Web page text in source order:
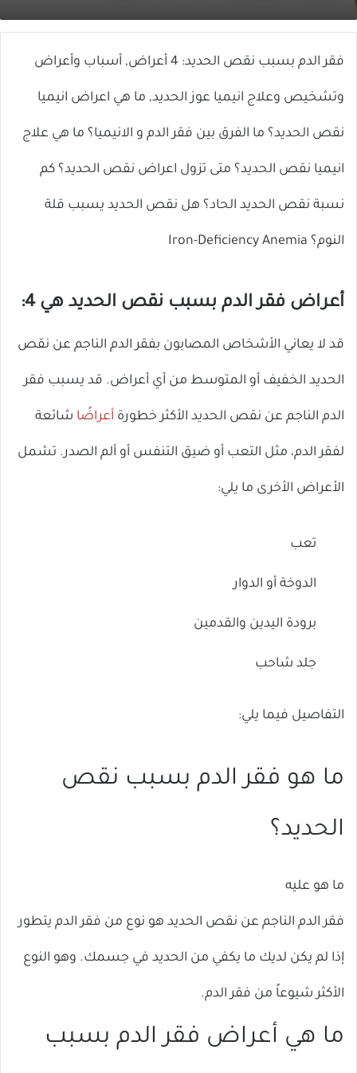
فقر الدم بسبب نقص الحديد: 4 أعراض, أسباب وأعراض
وتشخيص وعلاج انيميا عوز الحديد, ما هي اعراض انيميا
نقص الحديد؟ ما الفرق بين فقر الدم و الانيميا؟ ما هي علاج
انيميا نقص الحديد؟ متى تزول اعراض نقص الحديد؟ كم
نسبة نقص الحديد الحاد؟ هل نقص الحديد يسبب قلة
النوم؟ Iron-Deficiency Anemia
أعراض فقر الدم بسبب نقص الحديد هي 4:
قد لا يعاني الأشخاص المصابون بفقر الدم الناجم عن نقص
الحديد الخفيف أو المتوسط ​​من أي أعراض. قد يسبب فقر
الدم الناجم عن نقص الحديد الأكثر خطورة أعراضًا شائعة
لفقر الدم، مثل التعب أو ضيق التنفس أو ألم الصدر. تشمل
الأعراض الأخرى ما يلي:
تعب
الدوخة أو الدوار
برودة اليدين والقدمين
جلد شاحب
التفاصيل فيما يلي:
ما هو فقر الدم بسبب نقص
الحديد؟
ما هو عليه
فقر الدم الناجم عن نقص الحديد هو نوع من فقر الدم يتطور
إذا لم يكن لديك ما يكفي من الحديد في جسمك. وهو النوع
الأكثر شيوعاً من فقر الدم.
ما هي أعراض فقر الدم بسبب